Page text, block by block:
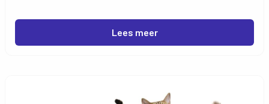
volgende drie varianten: Original, Gezond Gewicht
Lees meer